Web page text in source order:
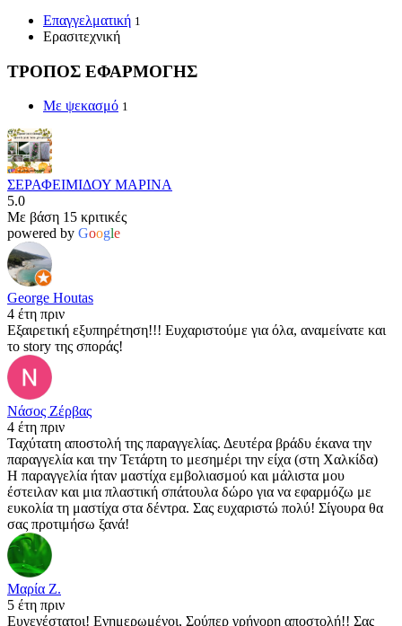
Επαγγελματική 1
Ερασιτεχνική
ΤΡΟΠΟΣ ΕΦΑΡΜΟΓΗΣ
Με ψεκασμό 1
ΣΕΡΑΦΕΙΜΙΔΟΥ ΜΑΡΙΝΑ
5.0
Με βάση 15 κριτικές
powered by Google
George Houtas
4 έτη πριν
Εξαιρετική εξυπηρέτηση!!! Ευχαριστούμε για όλα, αναμείνατε και
το story της σποράς!
Νάσος Ζέρβας
4 έτη πριν
Ταχύτατη αποστολή της παραγγελίας. Δευτέρα βράδυ έκανα την
παραγγελία και την Τετάρτη το μεσημέρι την είχα (στη Χαλκίδα)
Η παραγγελία ήταν μαστίχα εμβολιασμού και μάλιστα μου
έστειλαν και μια πλαστική σπάτουλα δώρο για να εφαρμόζω με
ευκολία τη μαστίχα στα δέντρα. Σας ευχαριστώ πολύ! Σίγουρα θα
σας προτιμήσω ξανά!
Μαρία Ζ.
5 έτη πριν
Ευγενέστατοι! Ενημερωμένοι, Σούπερ γρήγορη αποστολή!! Σας